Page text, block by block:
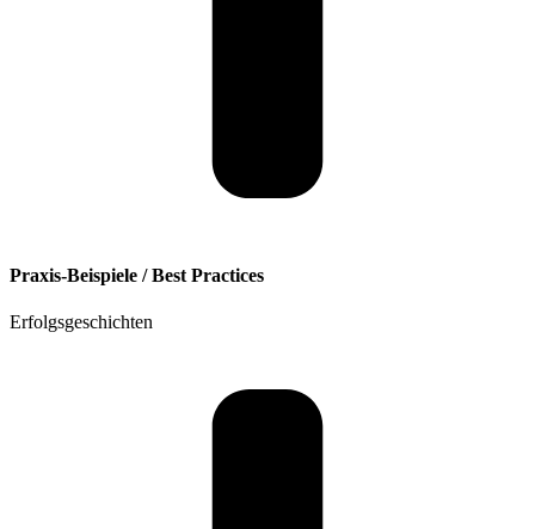
Praxis-Beispiele / Best Practices
Erfolgsgeschichten